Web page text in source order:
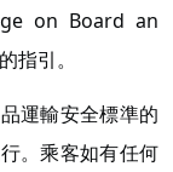
on Board an
指引。
運輸安全標準的
。乘客如有任何